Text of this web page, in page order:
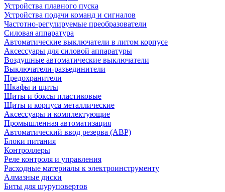
Устройства плавного пуска
Устройства подачи команд и сигналов
Частотно-регулируемые преобразователи
Силовая аппаратура
Автоматические выключатели в литом корпусе
Аксессуары для силовой аппаратуры
Воздушные автоматические выключатели
Выключатели-разъединители
Предохранители
Шкафы и щиты
Щиты и боксы пластиковые
Щиты и корпуса металлические
Аксессуары и комплектующие
Промышленная автоматизация
Автоматический ввод резерва (АВР)
Блоки питания
Контроллеры
Реле контроля и управления
Расходные материалы к электроинструменту
Алмазные диски
Биты для шуруповертов